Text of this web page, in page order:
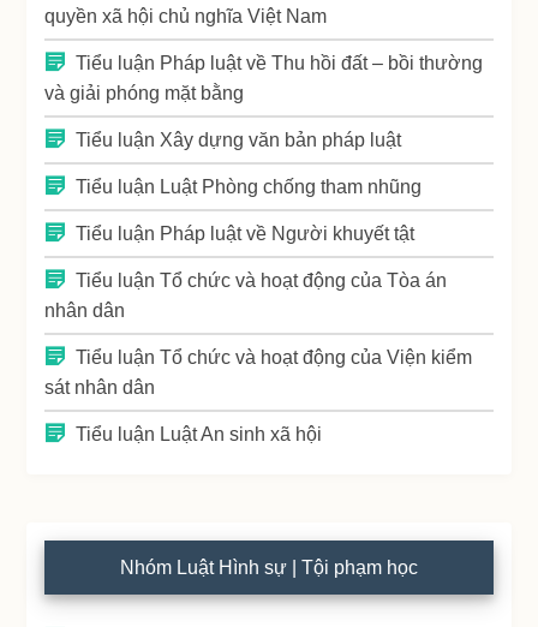
quyền xã hội chủ nghĩa Việt Nam
Tiểu luận Pháp luật về Thu hồi đất – bồi thường
và giải phóng mặt bằng
Tiểu luận Xây dựng văn bản pháp luật
Tiểu luận Luật Phòng chống tham nhũng
Tiểu luận Pháp luật về Người khuyết tật
Tiểu luận Tổ chức và hoạt động của Tòa án
nhân dân
Tiểu luận Tổ chức và hoạt động của Viện kiểm
sát nhân dân
Tiểu luận Luật An sinh xã hội
Nhóm Luật Hình sự | Tội phạm học